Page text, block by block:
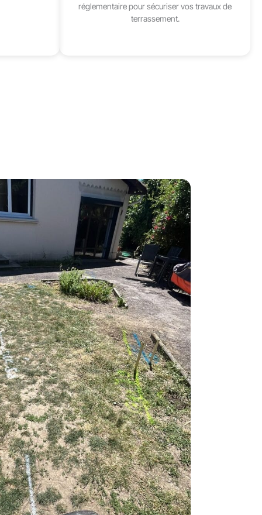
réglementaire pour sécuriser vos travaux de
terrassement.